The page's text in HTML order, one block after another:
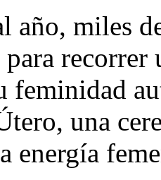
año, miles
recorrer
feminidad
una
energía